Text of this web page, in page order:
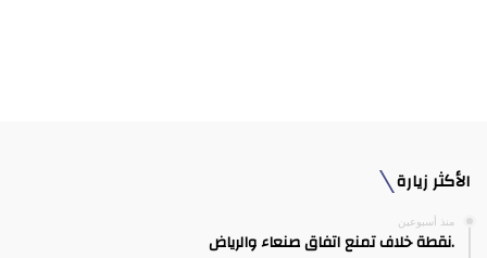
الأكثر زيارة
منذ أسبوعين
.نقطة خلاف تمنع اتفاق صنعاء والرياض